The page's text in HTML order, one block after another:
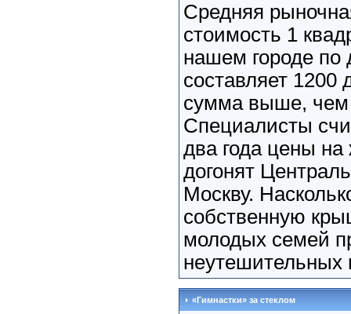
Средняя
стоимость 1
нашем городе
составляет
сумма выше, чем
Специалисты
два года цены
догонят
Москву.
собственную
молодых семей
неутешительных
«Гимнастки» за стеклом